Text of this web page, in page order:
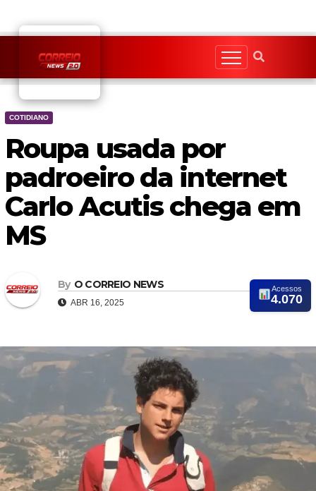
content
COTIDIANO
Roupa usada por
padroeiro da internet
Carlo Acutis chega em
MS
By O CORREIO NEWS
ABR 16, 2025
Acessos
4.070